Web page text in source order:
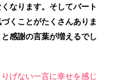
なります。そしてパート
くことがたくさんありま
感謝の言葉が増えるでし
りげない一言に幸せを感じ